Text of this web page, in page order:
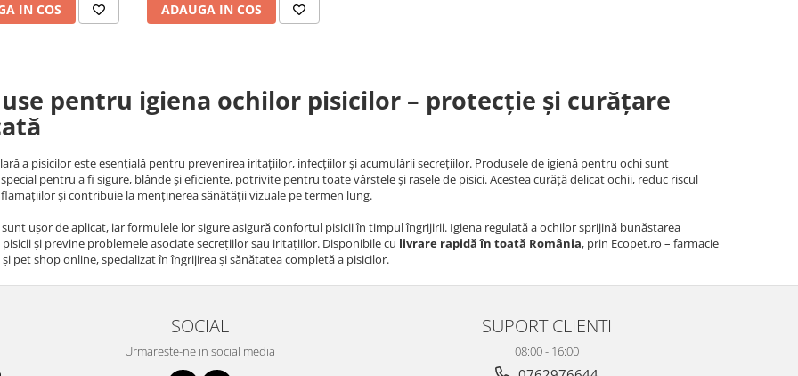
IN COS ADAUGA IN COS
pentru igiena ochilor pisicilor – protecție și curățare
a pisicilor este esențială pentru prevenirea iritațiilor, infecțiilor și acumulării secrețiilor. Produsele de igienă pentru ochi sunt
pentru a fi sigure, blânde și eficiente, potrivite pentru toate vârstele și rasele de pisici. Acestea curăță delicat ochii, reduc riscul
și contribuie la menținerea sănătății vizuale pe termen lung.
ușor de aplicat, iar formulele lor sigure asigură confortul pisicii în timpul îngrijirii. Igiena regulată a ochilor sprijină bunăstarea
pisicii și previne problemele asociate secrețiilor sau iritațiilor. Disponibile cu livrare rapidă în toată România, prin Ecopet.ro – farmacie
pet shop online, specializat în îngrijirea și sănătatea completă a pisicilor.
SOCIAL
Urmareste-ne in social media
SUPORT CLIENTI
08:00 - 16:00